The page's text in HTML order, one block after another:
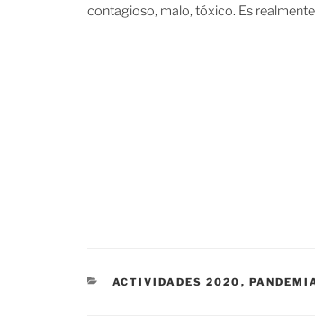
contagioso, malo, tóxico. Es
CATEGORÍAS
ACTIVIDADES 2020 ,